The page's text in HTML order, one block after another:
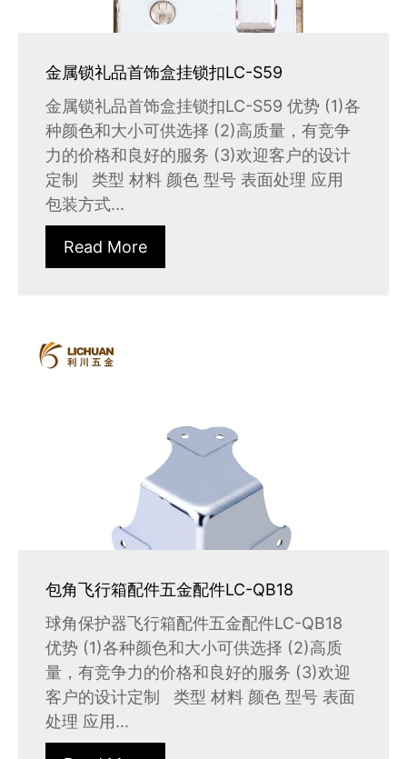
金属锁礼品首饰盒挂锁扣LC-S59
金属锁礼品首饰盒挂锁扣LC-S59 优势 (1)各
种颜色和大小可供选择 (2)高质量，有竞争
力的价格和良好的服务 (3)欢迎客户的设计
定制 类型 材料 颜色 型号 表面处理 应用
包装方式...
Read More
包角飞行箱配件五金配件LC-QB18
球角保护器飞行箱配件五金配件LC-QB18
优势 (1)各种颜色和大小可供选择 (2)高质
量，有竞争力的价格和良好的服务 (3)欢迎
客户的设计定制 类型 材料 颜色 型号 表面
处理 应用...